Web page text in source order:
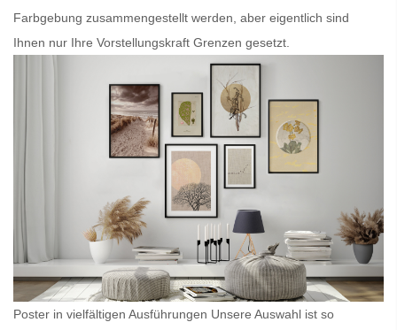
Farbgebung zusammengestellt werden, aber eigentlich sind
Ihnen nur Ihre Vorstellungskraft Grenzen gesetzt.
Poster in vielfältigen Ausführungen Unsere Auswahl ist so